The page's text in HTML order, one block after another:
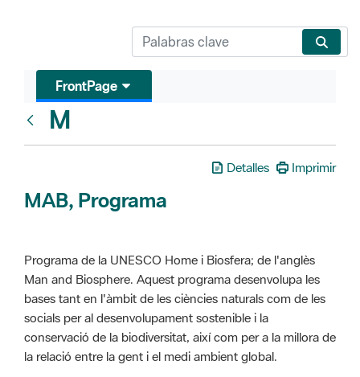
FrontPage
M
Detalles Imprimir
MAB, Programa
Programa de la UNESCO Home i Biosfera; de l'anglès
Man and Biosphere. Aquest programa desenvolupa les
bases tant en l'àmbit de les ciències naturals com de les
socials per al desenvolupament sostenible i la
conservació de la biodiversitat, així com per a la millora de
la relació entre la gent i el medi ambient global.